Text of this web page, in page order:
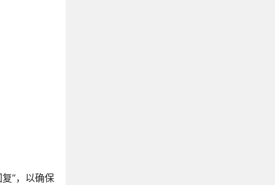
”，以确保